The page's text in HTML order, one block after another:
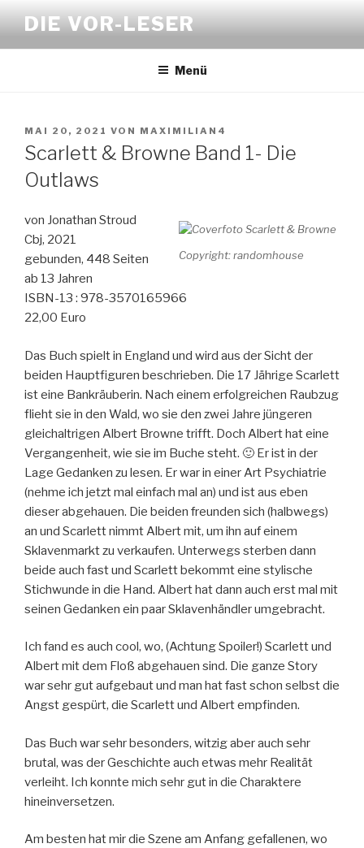
Inhalt
springen
DIE VOR-LESER
Menü
VERÖFFENTLICHT
AM
MAI 20, 2021 VON MAXIMILIAN4
Scarlett & Browne Band 1- Die
Outlaws
Copyright: randomhouse
von Jonathan Stroud
Cbj, 2021
gebunden, 448 Seiten
ab 13 Jahren
ISBN-13 : 978-3570165966
22,00 Euro
Das Buch spielt in England und wird aus der Sicht der
beiden Hauptfiguren beschrieben. Die 17 Jährige Scarlett
ist eine Bankräuberin. Nach einem erfolgreichen Raubzug
flieht sie in den Wald, wo sie den zwei Jahre jüngeren
gleichaltrigen Albert Browne trifft. Doch Albert hat eine
Vergangenheit, wie sie im Buche steht. 🙂 Er ist in der
Lage Gedanken zu lesen. Er war in einer Art Psychiatrie
(nehme ich jetzt mal einfach mal an) und ist aus eben
dieser abgehauen. Die beiden freunden sich (halbwegs)
an und Scarlett nimmt Albert mit, um ihn auf einem
Sklavenmarkt zu verkaufen. Unterwegs sterben dann
beide auch fast und Scarlett bekommt eine stylische
Stichwunde in die Hand. Albert hat dann auch erst mal mit
seinen Gedanken ein paar Sklavenhändler umgebracht.
Ich fand es auch cool, wo, (Achtung Spoiler!) Scarlett und
Albert mit dem Floß abgehauen sind. Die ganze Story
war sehr gut aufgebaut und man hat fast schon selbst die
Angst gespürt, die Scarlett und Albert empfinden.
Das Buch war sehr besonders, witzig aber auch sehr
brutal, was der Geschichte auch etwas mehr Realität
verleiht. Ich konnte mich sehr gut in die Charaktere
hineinversetzen.
Am besten hat mir die Szene am Anfang gefallenen, wo